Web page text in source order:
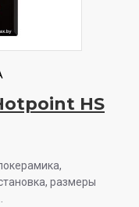
HS
размеры